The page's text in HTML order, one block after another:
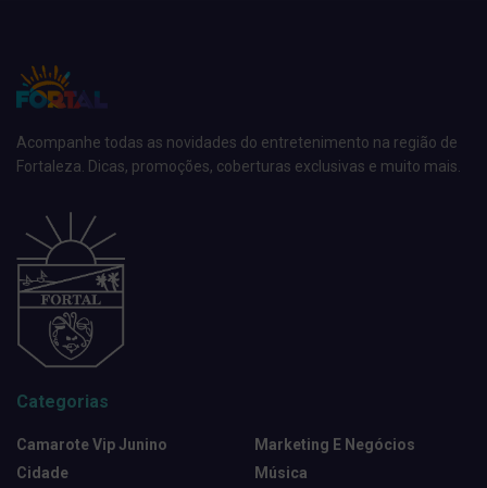
Acompanhe todas as novidades do entretenimento na região de
Fortaleza. Dicas, promoções, coberturas exclusivas e muito mais.
Categorias
Camarote Vip Junino
Cidade
Marketing E Negócios
Música